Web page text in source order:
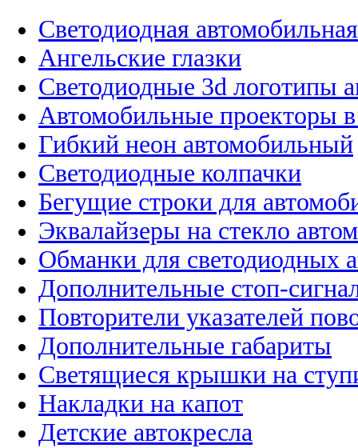
Светодиодная
Ангельские глазки
Светодиодные 3d логотипы
Автомобильные проекторы
Гибкий неон автомобильный
Светодиодные колпачки
Бегущие строки для
Эквалайзеры на стекло
Обманки для светодиодных
Дополнительные стоп-
Повторители указателей
Дополнительные габариты
Светящиеся крышки на
Накладки на капот
Детские автокресла